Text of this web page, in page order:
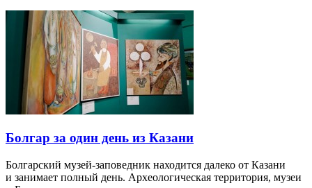
Болгар за один день из Казани
Болгарский музей-заповедник находится далеко от Казани
и занимает полный день. Археологическая территория, музеи